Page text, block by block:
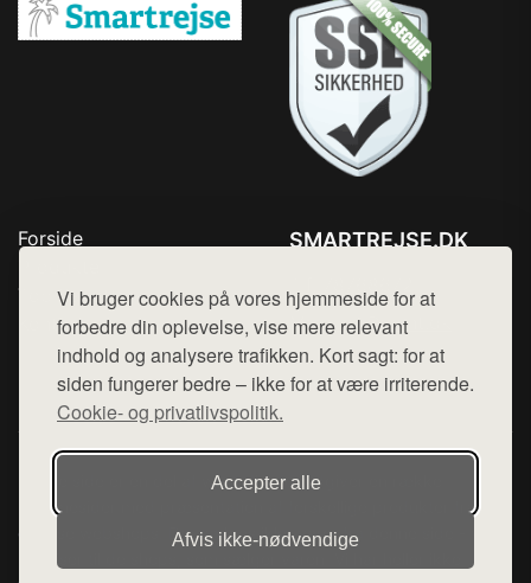
Vi bruger cookies på vores hjemmeside for at
forbedre din oplevelse, vise mere relevant
indhold og analysere trafikken. Kort sagt: for at
siden fungerer bedre – ikke for at være irriterende.
Cookie- og privatlivspolitik.
Accepter alle
Afvis ikke‑nødvendige
Forside
Top Rabatter
Kontakt
SMARTREJSE.DK
Mail: hej@want.dk
Cookie- og privatlivspolitik
Denne side er en del af want.dk, der udgiver en række
hjemmesider med præsentation af forskellige produkter fra
diverse webshops. Der sælges ikke varer fra denne side - vi
henviser til de shops, som sælger varen. Vi har heller ikke